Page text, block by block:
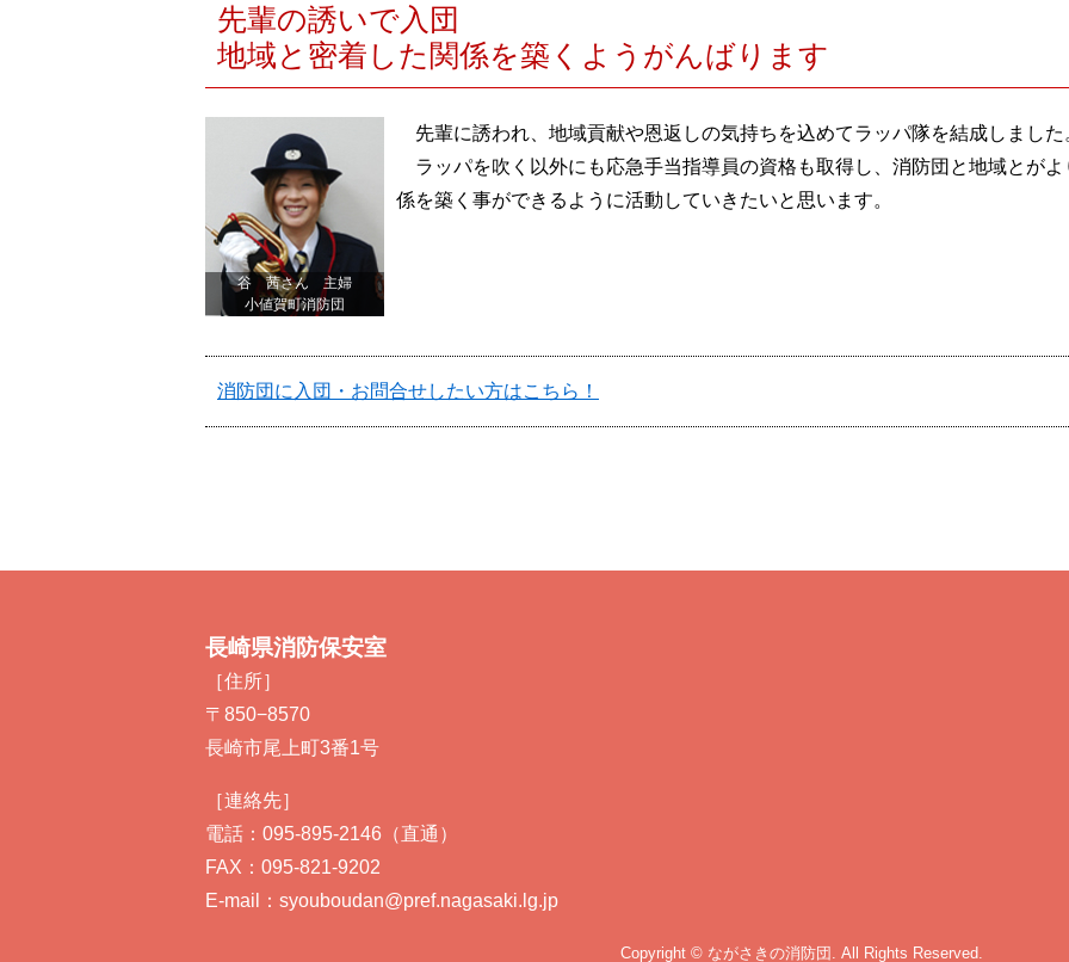
先輩の誘いで入団
地域と密着した関係を築くようがんばります
谷 茜さん 主婦
小値賀町消防団
先輩に誘われ、地域貢献や恩返しの気持ちを込めてラッパ隊を結成しました
ラッパを吹く以外にも応急手当指導員の資格も取得し、消防団と地域とが
係を築く事ができるように活動していきたいと思います。
消防団に入団・お問合せしたい方はこちら！
長崎県消防保安室
［住所］
〒850−8570
長崎市尾上町3番1号
［連絡先］
電話：095-895-2146（直通）
FAX：095-821-9202
E-mail：syouboudan@pref.nagasaki.lg.jp
Copyright © ながさきの消防団. All Rights Reserved.